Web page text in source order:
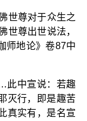
世尊对于众生之
世尊出世说法，
师地论》卷87中
此中宣说：若趣
灭行，即是趣苦
真实有，是名宣